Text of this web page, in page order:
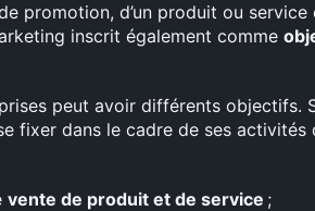
promotion, d’un produit ou
inscrit également comme
peut avoir différents objectifs.
fixer dans le cadre de ses
vente de produit et de service ;